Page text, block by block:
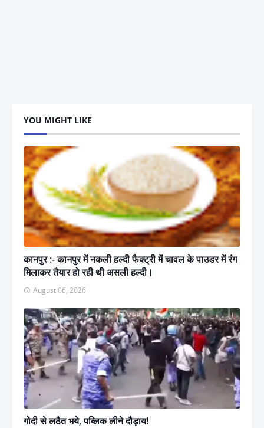
YOU MIGHT LIKE
कानपुर :- कानपुर में नकली हल्दी फैक्ट्री में चावल के पाउडर में रंग
मिलाकर तैयार हो रही थी असली हल्दी।
August 06, 2026
गोदी से लठैत भये, पब्लिक लीने दौड़ाय!